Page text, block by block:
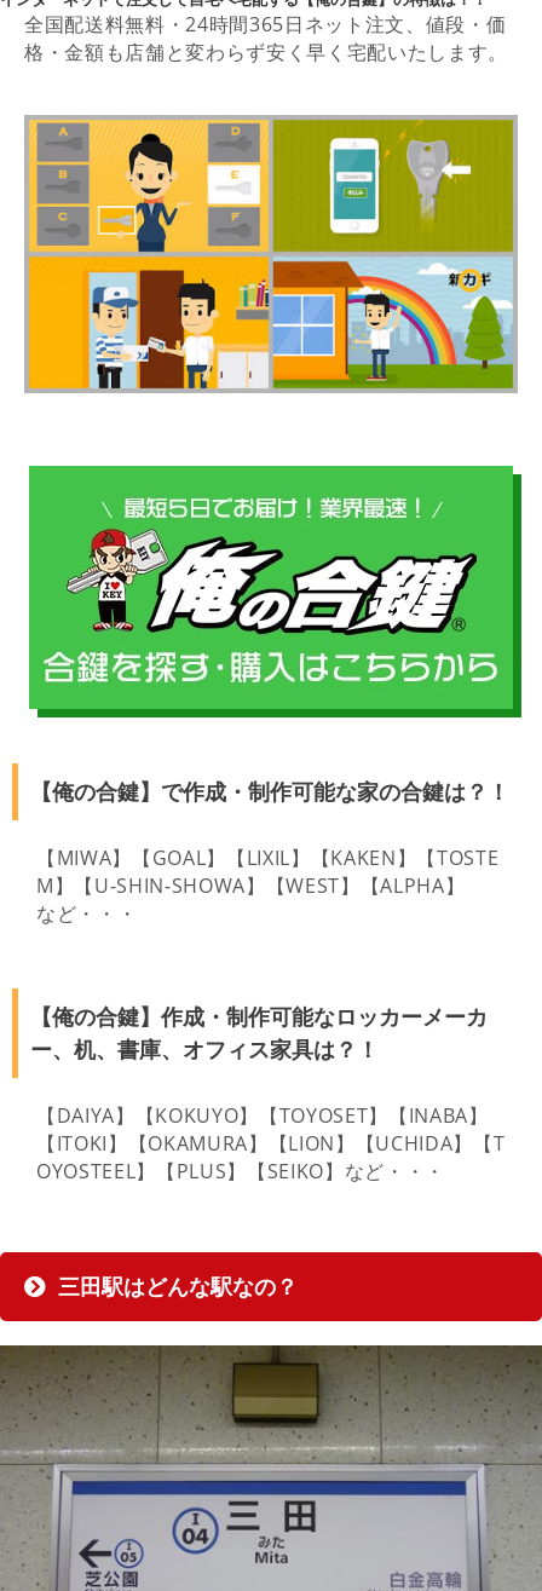
全国配送料無料・24時間365日ネット注文、値段・価
格・金額も店舗と変わらず安く早く宅配いたします。
【俺の合鍵】で作成・制作可能な家の合鍵は？！
【MIWA】【GOAL】【LIXIL】【KAKEN】【TOSTE
M】【U-SHIN-SHOWA】【WEST】【ALPHA】
など・・・
【俺の合鍵】作成・制作可能なロッカーメーカ
ー、机、書庫、オフィス家具は？！
【DAIYA】【KOKUYO】【TOYOSET】【INABA】
【ITOKI】【OKAMURA】【LION】【UCHIDA】【T
OYOSTEEL】【PLUS】【SEIKO】など・・・
三田駅はどんな駅なの？